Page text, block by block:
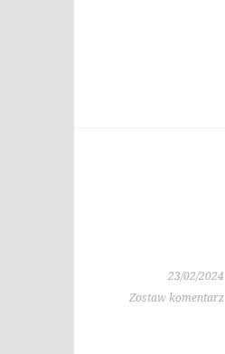
23/02/2024
Zostaw komentarz